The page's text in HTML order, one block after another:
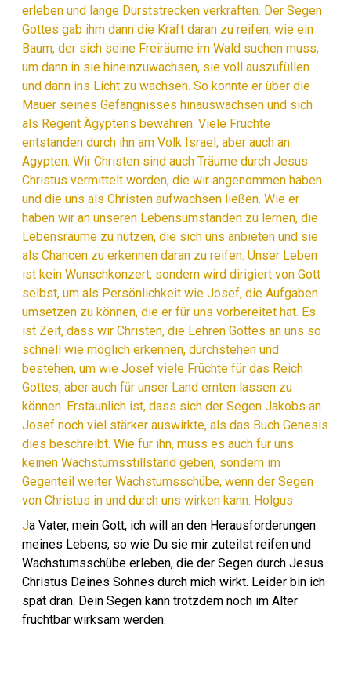
erleben und lange Durststrecken verkraften. Der Segen
Gottes gab ihm dann die Kraft daran zu reifen, wie ein
Baum, der sich seine Freiräume im Wald suchen muss,
um dann in sie hineinzuwachsen, sie voll auszufüllen
und dann ins Licht zu wachsen. So konnte er über die
Mauer seines Gefängnisses hinauswachsen und sich
als Regent Ägyptens bewähren. Viele Früchte
entstanden durch ihn am Volk Israel, aber auch an
Ägypten. Wir Christen sind auch Träume durch Jesus
Christus vermittelt worden, die wir angenommen haben
und die uns als Christen aufwachsen ließen. Wie er
haben wir an unseren Lebensumständen zu lernen, die
Lebensräume zu nutzen, die sich uns anbieten und sie
als Chancen zu erkennen daran zu reifen. Unser Leben
ist kein Wunschkonzert, sondern wird dirigiert von Gott
selbst, um als Persönlichkeit wie Josef, die Aufgaben
umsetzen zu können, die er für uns vorbereitet hat. Es
ist Zeit, dass wir Christen, die Lehren Gottes an uns so
schnell wie möglich erkennen, durchstehen und
bestehen, um wie Josef viele Früchte für das Reich
Gottes, aber auch für unser Land ernten lassen zu
können. Erstaunlich ist, dass sich der Segen Jakobs an
Josef noch viel stärker auswirkte, als das Buch Genesis
dies beschreibt. Wie für ihn, muss es auch für uns
keinen Wachstumsstillstand geben, sondern im
Gegenteil weiter Wachstumsschübe, wenn der Segen
von Christus in und durch uns wirken kann. Holgus
Ja Vater, mein Gott, ich will an den Herausforderungen
meines Lebens, so wie Du sie mir zuteilst reifen und
Wachstumsschübe erleben, die der Segen durch Jesus
Christus Deines Sohnes durch mich wirkt. Leider bin ich
spät dran. Dein Segen kann trotzdem noch im Alter
fruchtbar wirksam werden.